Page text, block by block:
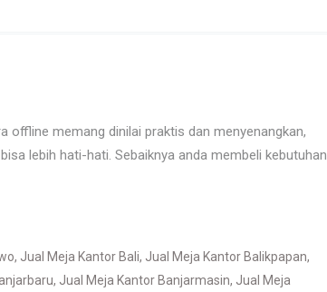
offline memang dinilai praktis dan menyenangkan,
lebih hati-hati. Sebaiknya anda membeli kebutuhan
, Jual Meja Kantor Bali, Jual Meja Kantor Balikpapan,
, Jual Meja Kantor Banjarmasin, Jual Meja